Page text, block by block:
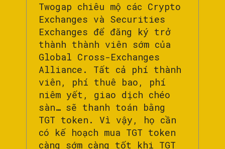
Twogap chiêu mộ các Crypto
Exchanges và Securities
Exchanges để đăng ký trở
thành thành viên sớm của
Global Cross-Exchanges
Alliance. Tất cả phí thành
viên, phí thuê bao, phí
niêm yết, giao dịch chéo
sàn… sẽ thanh toán bằng
TGT token. Vì vậy, họ cần
có kế hoạch mua TGT token
càng sớm càng tốt khi TGT